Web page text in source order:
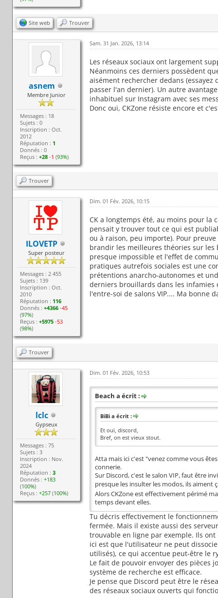
Site web Trouver
asnem
Membre Junior
Messages : 18
Sujets : 0
Inscription : Oct.
2012
Réputation : 1
Donnés : 0
Reçus :+28 -1 (93%)
Sam. 31 Jan. 2026, 13:14
Les réseaux sociaux ont largement
Néanmoins ces derniers possèdent
aisément rechercher dedans
passer l'an dernier). Un autre
inhabituel sur Instagram avec ses
Donc oui, CKZone résiste encore et
Trouver
ILOVETP
Super posteur
Messages : 2 455
Sujets : 139
Inscription : Oct.
2010
Réputation : 116
Donnés :+4366 -45
(97%)
Reçus :+5975 -53
(98%)
Dim. 01 Fév. 2026, 10:15
CK a longtemps été, au moins pour
pensait y trouver tout ce qui est
ou à raison, peu importe). Pour
brandir les meilleures théories sur
presque impossible et l'effet de
pratiques autrefois sociales est une
prétentions anarcho-autonomes et
derniers brouillards dans les infamies
l'entre-soi de salons VIP.... Ma bonne
Trouver
lclc
Gypseux
Messages : 75
Sujets : 3
Inscription : Nov.
2024
Réputation :3
Donnés :+183
(100%)
Reçus :+257 (100%)
Dim. 01 Fév. 2026, 10:53
Beach a écrit :
BiBi a écrit :
Et oui, discord,
Bref, on est vieux stout.
Atta mais ici c'est "venez comme vous
connerie.
Sur Discord, c'est le salon VIP, faut être
presque les insulter les modos, ils aiment
Alors CKZone est effectivement périmé
temps devant elles.
Tu décris effectivement le
fermée. Mais il existe aussi des
trouvable en ligne par exemple. Ils
ici est que l'utilisateur ne peut
utilisés), ce qui accentue peut-être le
Le fait de pouvoir envoyer des pièces
système de recherche est efficace.
Je pense que Discord peut être le
des réseaux sociaux ouverts qui